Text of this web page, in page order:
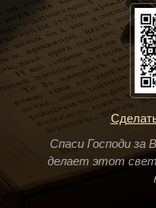
Спаси Господи
делает этот